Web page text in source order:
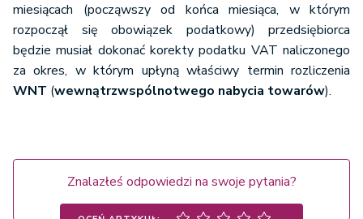
miesiącach (począwszy od końca miesiąca, w którym
rozpoczął się obowiązek podatkowy) przedsiębiorca
będzie musiał dokonać korekty podatku VAT naliczonego
za okres, w którym upłyną właściwy termin rozliczenia
WNT (wewnątrzwspólnotwego nabycia towarów).
Znalazłeś odpowiedzi na swoje pytania?